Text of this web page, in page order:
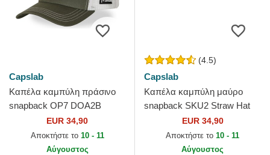
Capslab
Καπέλα καμπύλη πράσινο
snapback OP7 DOA2B
Ρορονόα Ζόρο One Piece
από Capslab
EUR 34,90
Αποκτήστε το 10 - 11
Αύγουστος
(4.5)
Capslab
Καπέλα καμπύλη μαύρο
snapback SKU2 Straw Hat
Pirates One Piece από
Capslab
EUR 34,90
Αποκτήστε το 10 - 11
Αύγουστος